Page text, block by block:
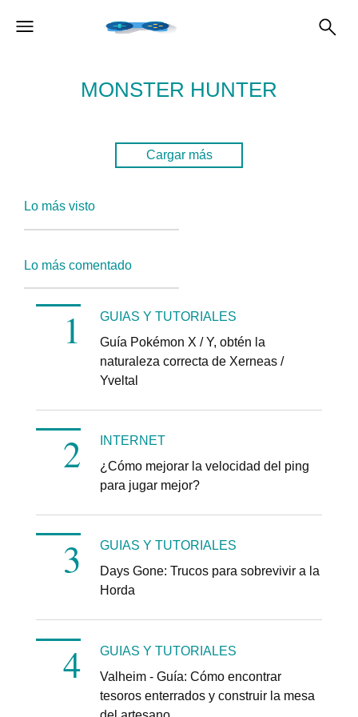
MONSTER HUNTER
Cargar más
Lo más visto
Lo más comentado
GUIAS Y TUTORIALES
Guía Pokémon X / Y, obtén la
naturaleza correcta de Xerneas /
Yveltal
INTERNET
¿Cómo mejorar la velocidad del ping
para jugar mejor?
GUIAS Y TUTORIALES
Days Gone: Trucos para sobrevivir a la
Horda
GUIAS Y TUTORIALES
Valheim - Guía: Cómo encontrar
tesoros enterrados y construir la mesa